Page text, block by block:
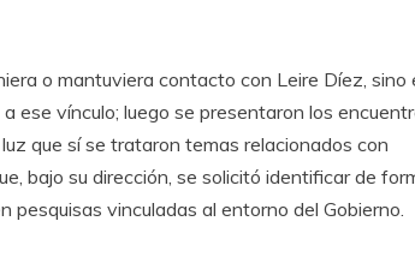
o mantuviera contacto con Leire Díez, sino
ese vínculo; luego se presentaron los
que sí se trataron temas relacionados con
bajo su dirección, se solicitó identificar de
pesquisas vinculadas al entorno del Gobierno.